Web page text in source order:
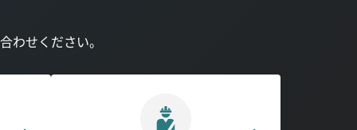
わせください。